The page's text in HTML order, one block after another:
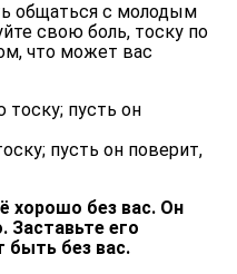
общаться с молодым
свою боль, тоску по
что может вас
пусть он поверит,
хорошо без вас. Он
Заставьте его
быть без вас.